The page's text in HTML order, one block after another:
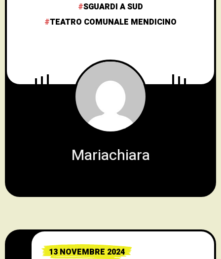
SGUARDI A SUD
TEATRO COMUNALE MENDICINO
Mariachiara
13 NOVEMBRE 2024